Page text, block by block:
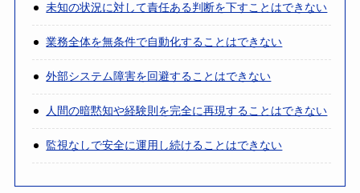
未知の状況に対して責任ある判断を下すことはできない
業務全体を無条件で自動化することはできない
外部システム障害を回避することはできない
人間の暗黙知や経験則を完全に再現することはできない
監視なしで安全に運用し続けることはできない